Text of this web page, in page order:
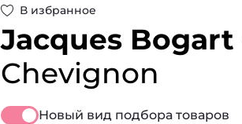
В избранное
Jacques Bogart
Chevignon
Новый вид подбора товаров